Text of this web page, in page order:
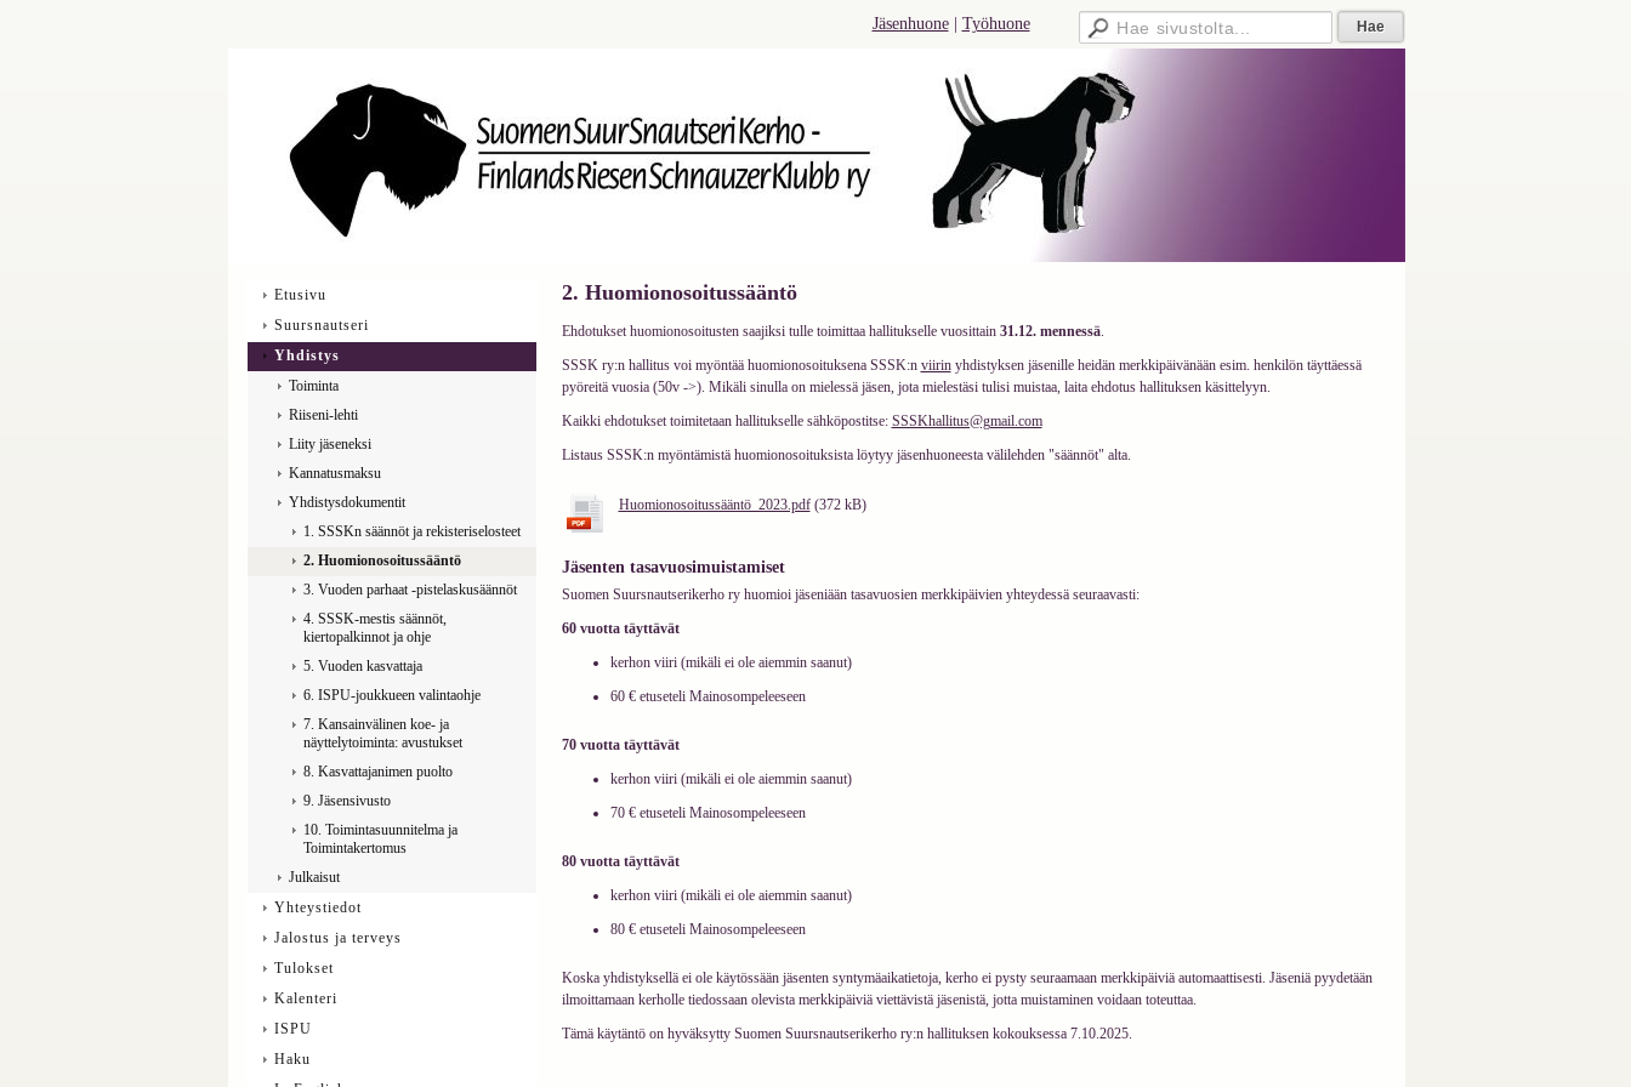
Jäsenhuone Työhuone
2. Huomionosoitussääntö
Ehdotukset huomionosoitusten saajiksi tulle toimittaa hallitukselle vuosittain 31.12. mennessä.
SSSK ry:n hallitus voi myöntää huomionosoituksena SSSK:n viirinyhdistyksen jäsenille heidän merkkipäivänään esim. henkilön täyttäessä
pyöreitä vuosia (50v ->). Mikäli sinulla on mielessä jäsen, jota mielestäsi tulisi muistaa, laita ehdotus hallituksen käsittelyyn.
Kaikki ehdotukset toimitetaan hallitukselle sähköpostitse: SSSKhallitus@gmail.com
Listaus SSSK:n myöntämistä huomionosoituksista löytyy jäsenhuoneesta välilehden "säännöt" alta.
Huomionosoitussääntö_2023.pdf (372 kB)
Jäsenten tasavuosimuistamiset
Suomen Suursnautserikerho ry huomioi jäseniään tasavuosien merkkipäivien yhteydessä seuraavasti:
60 vuotta täyttävät
kerhon viiri (mikäli ei ole aiemmin saanut)
60 € etuseteli Mainosompeleeseen
70 vuotta täyttävät
kerhon viiri (mikäli ei ole aiemmin saanut)
70 € etuseteli Mainosompeleeseen
80 vuotta täyttävät
kerhon viiri (mikäli ei ole aiemmin saanut)
80 € etuseteli Mainosompeleeseen
Koska yhdistyksellä ei ole käytössään jäsenten syntymäaikatietoja, kerho ei pysty seuraamaan merkkipäiviä automaattisesti. Jäseniä pyydetään
ilmoittamaan kerholle tiedossaan olevista merkkipäiviä viettävistä jäsenistä, jotta muistaminen voidaan toteuttaa.
Tämä käytäntö on hyväksytty Suomen Suursnautserikerho ry:n hallituksen kokouksessa 7.10.2025.
Etusivu
Suursnautseri
Yhdistys
Toiminta
Riiseni-lehti
Liity jäseneksi
Kannatusmaksu
Yhdistysdokumentit
1. SSSKn säännöt ja rekisteriselosteet
2. Huomionosoitussääntö
3. Vuoden parhaat -pistelaskusäännöt
4. SSSK-mestis säännöt,
kiertopalkinnot ja ohje
5. Vuoden kasvattaja
6. ISPU-joukkueen valintaohje
7. Kansainvälinen koe- ja
näyttelytoiminta: avustukset
8. Kasvattajanimen puolto
9. Jäsensivusto
10. Toimintasuunnitelma ja
Toimintakertomus
Julkaisut
Yhteystiedot
Jalostus ja terveys
Tulokset
Kalenteri
ISPU
Haku